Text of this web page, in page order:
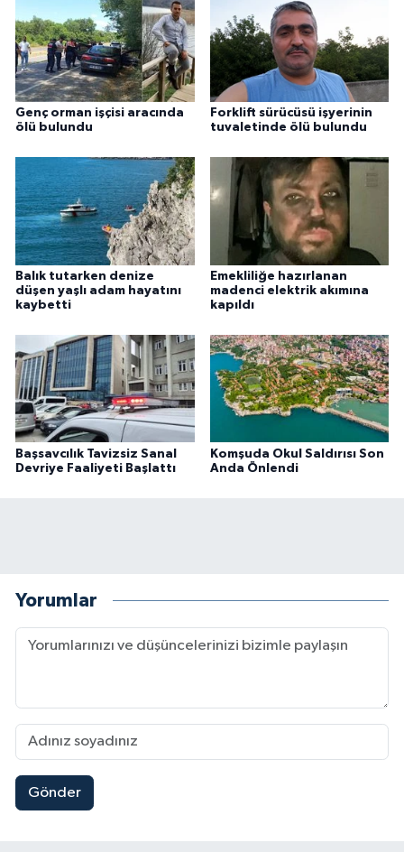
Genç orman işçisi aracında
ölü bulundu
Forklift sürücüsü işyerinin
tuvaletinde ölü bulundu
Balık tutarken denize
düşen yaşlı adam hayatını
kaybetti
Emekliliğe hazırlanan
madenci elektrik akımına
kapıldı
Başsavcılık Tavizsiz Sanal
Devriye Faaliyeti Başlattı
Komşuda Okul Saldırısı Son
Anda Önlendi
Yorumlar
Gönder